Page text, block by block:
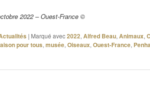
2022 – Ouest-France ©
| Marqué avec2022, Alfred Beau, Animaux,
pour tous, musée, Oiseaux, Ouest-France,